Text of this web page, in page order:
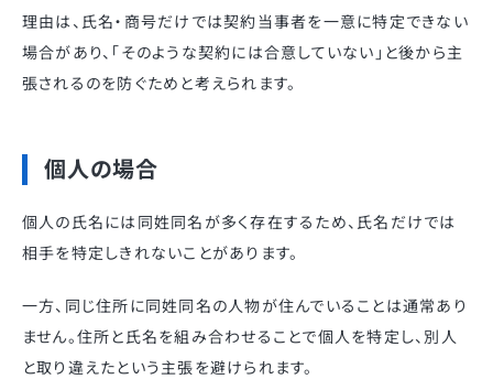
理由は、氏名・商号だけでは契約当事者を一意に特定できない
場合があり、「そのような契約には合意していない」と後から主
張されるのを防ぐためと考えられます。
個人の場合
個人の氏名には同姓同名が多く存在するため、氏名だけでは
相手を特定しきれないことがあります。
一方、同じ住所に同姓同名の人物が住んでいることは通常あり
ません。住所と氏名を組み合わせることで個人を特定し、別人
と取り違えたという主張を避けられます。